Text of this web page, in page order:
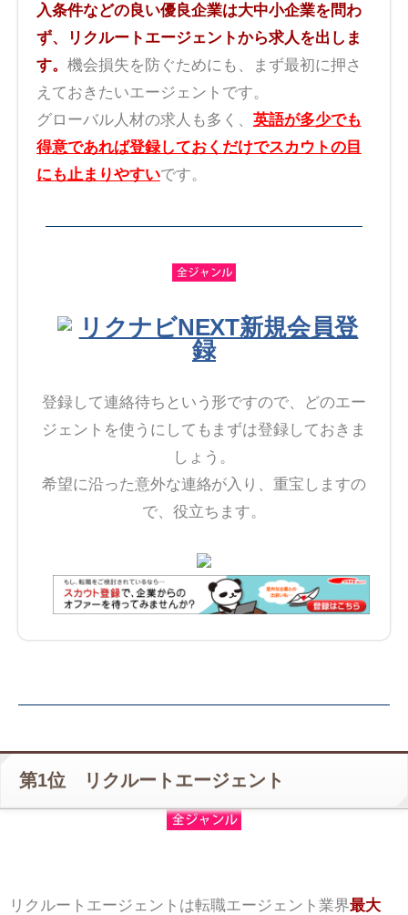
入条件などの良い優良企業は大中小企業を問わ
ず、リクルートエージェントから求人を出しま
す。 機会損失を防ぐためにも、まず最初に押さ
えておきたいエージェントです。
グローバル人材の求人も多く、 英語が多少でも
得意であれば登録しておくだけでスカウトの目
にも止まりやすいです。
リクナビNEXT新規会員登
録
登録して連絡待ちという形ですので、どのエー
ジェントを使うにしてもまずは登録しておきま
しょう。
希望に沿った意外な連絡が入り、重宝しますの
で、役立ちます。
第1位 リクルートエージェント
リクルートエージェントは転職エージェント業界最大